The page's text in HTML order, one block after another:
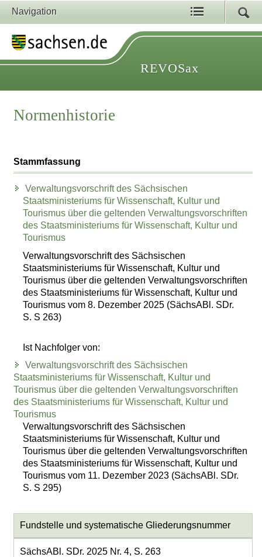
Navigation
REVOSax
Normenhistorie
Stammfassung
Verwaltungsvorschrift des Sächsischen
Staatsministeriums für Wissenschaft, Kultur und
Tourismus über die geltenden Verwaltungsvorschriften
des Staatsministeriums für Wissenschaft, Kultur und
Tourismus
Verwaltungsvorschrift des Sächsischen
Staatsministeriums für Wissenschaft, Kultur und
Tourismus über die geltenden Verwaltungsvorschriften
des Staatsministeriums für Wissenschaft, Kultur und
Tourismus vom 8. Dezember 2025 (SächsABl. SDr.
S. S 263)
Ist Nachfolger von:
Verwaltungsvorschrift des Sächsischen
Staatsministeriums für Wissenschaft, Kultur und
Tourismus über die geltenden Verwaltungsvorschriften
des Staatsministeriums für Wissenschaft, Kultur und
Tourismus
Verwaltungsvorschrift des Sächsischen
Staatsministeriums für Wissenschaft, Kultur und
Tourismus über die geltenden Verwaltungsvorschriften
des Staatsministeriums für Wissenschaft, Kultur und
Tourismus vom 11. Dezember 2023 (SächsABl. SDr.
S. S 295)
Fundstelle und systematische Gliederungsnummer
SächsABl. SDr. 2025 Nr. 4, S. 263